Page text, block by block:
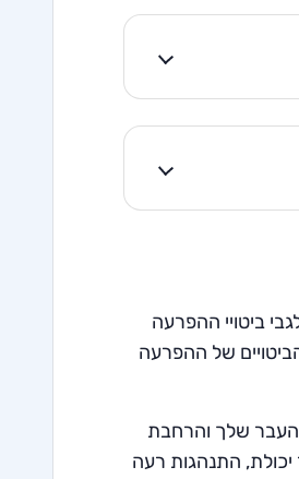
ביטויי ההפרעה
של ההפרעה
העבר שלך והרחבת
יכולת, התנהגות רעה